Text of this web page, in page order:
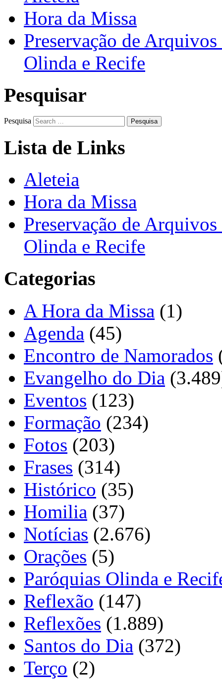
Hora da Missa
Preservação de
Olinda e Recife
Pesquisar
Pesquisa
Lista de Links
Aleteia
Hora da Missa
Preservação de
Olinda e Recife
Categorias
A Hora da Missa (1)
Agenda (45)
Encontro de Namorados
Evangelho do Dia
Eventos (123)
Formação (234)
Fotos (203)
Frases (314)
Histórico (35)
Homilia (37)
Notícias (2.676)
Orações (5)
Paróquias Olinda e
Reflexão (147)
Reflexões (1.889)
Santos do Dia (372)
Terço (2)